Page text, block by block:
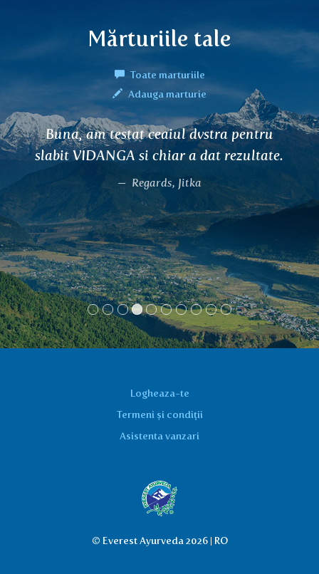
Mărturiile tale
Toate marturiile
Adauga marturie
Buna, am testat ceaiul dvstra pentru
slabit VIDANGA si chiar a dat rezultate.
Regards, Jitka
Logheaza-te
Termeni și condiții
Asistenta vanzari
© Everest Ayurveda 2026 | RO